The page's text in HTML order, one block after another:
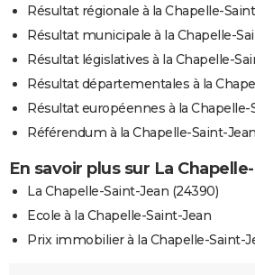
Résultat régionale à la Chapelle-
Résultat municipale à la Chapelle-
Résultat législatives à la Chapelle-
Résultat départementales à la
Résultat européennes à la Chapelle-
Référendum à la Chapelle-Saint-Jean
En savoir plus sur La
La Chapelle-Saint-Jean (24390)
Ecole à la Chapelle-Saint-Jean
Prix immobilier à la Chapelle-Saint-